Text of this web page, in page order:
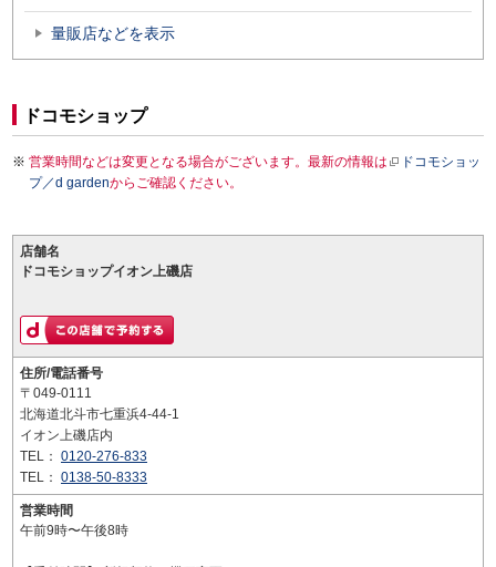
量販店などを表示
ドコモショップ
営業時間などは変更となる場合がございます。最新の情報は
ドコモショッ
プ／d gardenからご確認ください。
店舗名
ドコモショップイオン上磯店
住所/電話番号
〒049-0111
北海道北斗市七重浜4-44-1
イオン上磯店内
TEL： 0120-276-833
TEL： 0138-50-8333
営業時間
午前9時〜午後8時